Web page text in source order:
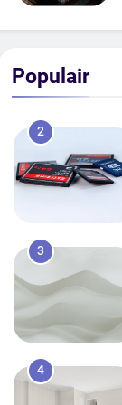
Populair
2
3
4